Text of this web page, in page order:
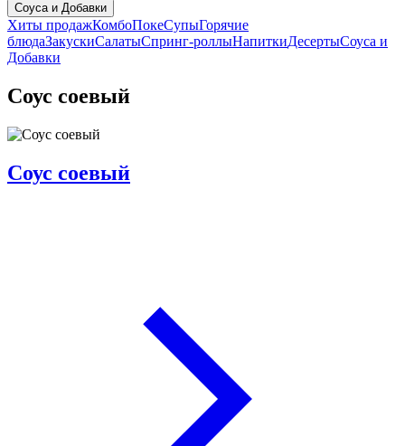
Соуса и Добавки
Хиты продажКомбоПокеСупыГорячие
блюдаЗакускиСалатыСпринг-роллыНапиткиДесертыСоуса и
Добавки
Соус соевый
Соус соевый